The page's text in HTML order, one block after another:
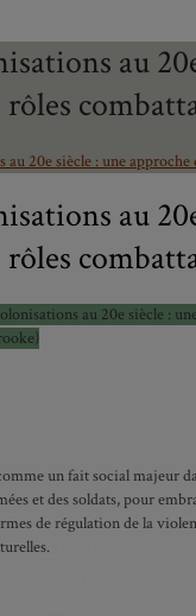
et privées de la
dans l’espace public
sociale
au
20e siècle : une
au
au 20e siècle :
un fait social majeur
et des soldats, pour
de régulation de la